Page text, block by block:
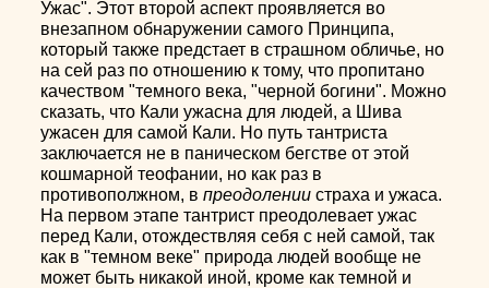
Ужас". Этот второй аспект проявляется во
внезапном обнаружении самого Принципа,
который также предстает в страшном обличье, но
на сей раз по отношению к тому, что пропитано
качеством "темного века, "черной богини". Можно
сказать, что Кали ужасна для людей, а Шива
ужасен для самой Кали. Но путь тантриста
заключается не в паническом бегстве от этой
кошмарной теофании, но как раз в
противополжном, впреодолении страха и ужаса.
На первом этапе тантрист преодолевает ужас
перед Кали, отождествляя себя с ней самой, так
как в "темном веке" природа людей вообще не
может быть никакой иной, кроме как темной и